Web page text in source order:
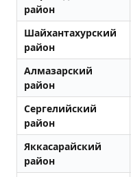
район
Шайхантахурский
район
Алмазарский
район
Сергелийский
район
Яккасарайский
район